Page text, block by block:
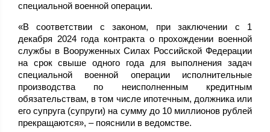
специальной военной операции.
«В соответствии с законом, при заключении с 1
декабря 2024 года контракта о прохождении военной
службы в Вооруженных Силах Российской Федерации
на срок свыше одного года для выполнения задач
специальной военной операции исполнительные
производства по неисполненным кредитным
обязательствам, в том числе ипотечным, должника или
его супруга (супруги) на сумму до 10 миллионов рублей
прекращаются», – пояснили в ведомстве.